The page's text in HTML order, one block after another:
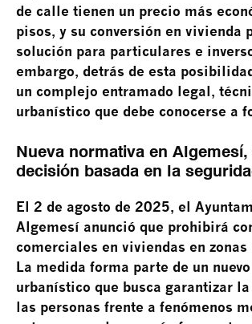
de calle tienen un precio más
pisos, y su conversión en vivienda
solución para particulares e
embargo, detrás de esta
un complejo entramado legal,
urbanístico que debe conocerse a
Nueva normativa en Algemesí,
decisión basada en la
El 2 de agosto de 2025, el
Algemesí anunció que prohibirá
comerciales en viviendas en zonas
La medida forma parte de un
urbanístico que busca garantizar
las personas frente a fenómenos